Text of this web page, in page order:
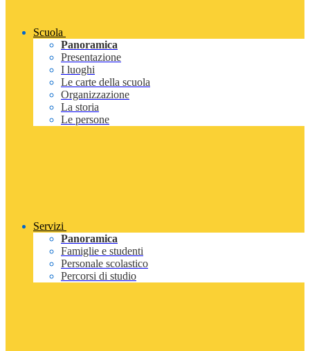
Scuola
Panoramica
Presentazione
I luoghi
Le carte della scuola
Organizzazione
La storia
Le persone
Servizi
Panoramica
Famiglie e studenti
Personale scolastico
Percorsi di studio